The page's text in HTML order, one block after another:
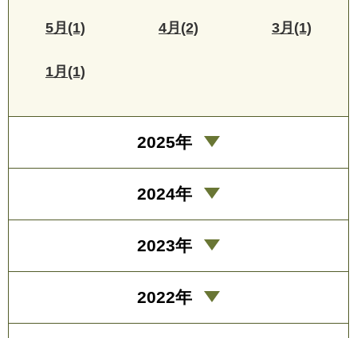
5月(1) 4月(2) 3月(1)
1月(1)
2025年
2024年
2023年
2022年